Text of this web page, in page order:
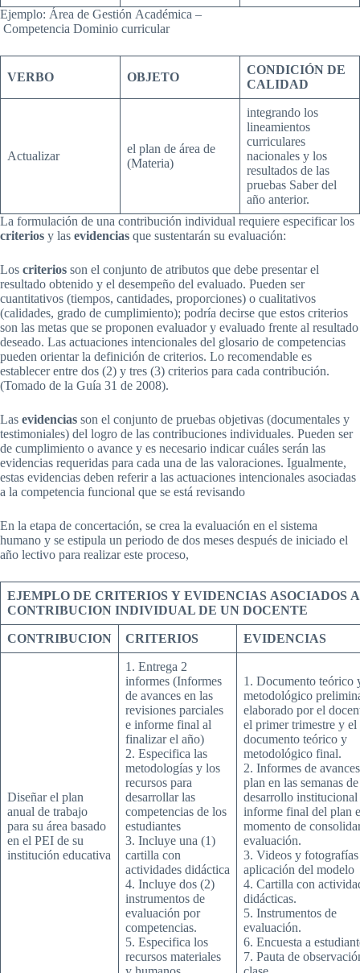
Ejemplo: Área de Gestión Académica –
Competencia Dominio curricular
VERBO OBJETO
CONDICIÓN DE
CALIDAD
Actualizar
el plan de área de
(Materia)
integrando los
lineamientos
curriculares
nacionales y los
resultados de las
pruebas Saber del
año anterior.
La formulación de una contribución individual requiere especificar los
criterios y las evidencias que sustentarán su evaluación:
Los criterios son el conjunto de atributos que debe presentar el
resultado obtenido y el desempeño del evaluado. Pueden ser
cuantitativos (tiempos, cantidades, proporciones) o cualitativos
(calidades, grado de cumplimiento); podría decirse que estos criterios
son las metas que se proponen evaluador y evaluado frente al resultado
deseado. Las actuaciones intencionales del glosario de competencias
pueden orientar la definición de criterios. Lo recomendable es
establecer entre dos (2) y tres (3) criterios para cada contribución.
(Tomado de la Guía 31 de 2008).
Las evidencias son el conjunto de pruebas objetivas (documentales y
testimoniales) del logro de las contribuciones individuales. Pueden ser
de cumplimiento o avance y es necesario indicar cuáles serán las
evidencias requeridas para cada una de las valoraciones. Igualmente,
estas evidencias deben referir a las actuaciones intencionales asociadas
a la competencia funcional que se está revisando
En la etapa de concertación, se crea la evaluación en el sistema
humano y se estipula un periodo de dos meses después de iniciado el
año lectivo para realizar este proceso,
EJEMPLO DE CRITERIOS Y EVIDENCIAS ASOCIADOS A
CONTRIBUCION INDIVIDUAL DE UN DOCENTE
CONTRIBUCION CRITERIOS EVIDENCIAS
Diseñar el plan
anual de trabajo
para su área basado
en el PEI de su
institución educativa
1. Entrega 2
informes (Informes
de avances en las
revisiones parciales
e informe final al
finalizar el año)
2. Especifica las
metodologías y los
recursos para
desarrollar las
competencias de los
estudiantes
3. Incluye una (1)
cartilla con
actividades didáctica
4. Incluye dos (2)
instrumentos de
evaluación por
competencias.
5. Especifica los
recursos materiales
1. Documento teórico
metodológico
elaborado por el
el primer trimestre y el
documento teórico y
metodológico final.
2. Informes de
plan en las semanas de
desarrollo institucional
informe final del plan
momento de
evaluación.
3. Videos y
aplicación del modelo
4. Cartilla con
didácticas.
5. Instrumentos de
evaluación.
6. Encuesta a
7. Pauta de